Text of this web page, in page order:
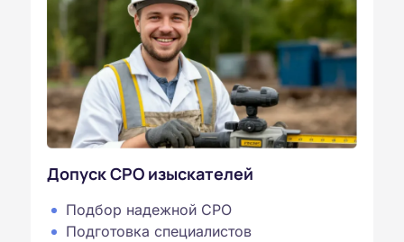
Допуск СРО изыскателей
Подбор надежной СРО
Подготовка специалистов